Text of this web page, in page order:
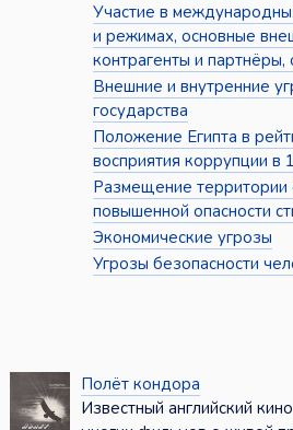
Участие в
и режимах, основные
контрагенты и
Внешние и внутренние
государства
Положение Египта в
восприятия коррупции в
Размещение территории
повышенной опасности
Экономические угрозы
Угрозы безопасности
Полёт кондора
Известный английский